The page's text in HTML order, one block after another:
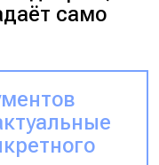
само